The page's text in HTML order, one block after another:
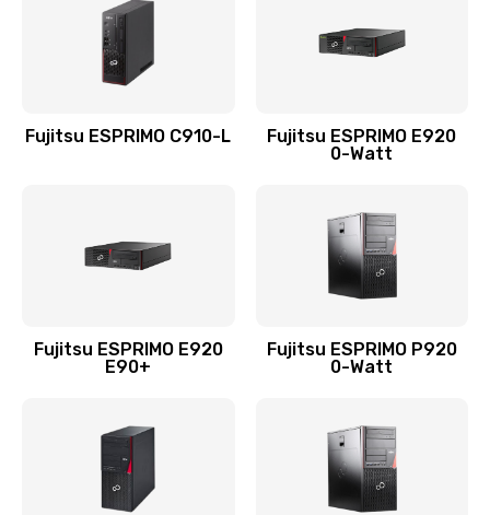
Fujitsu ESPRIMO C910-L
Fujitsu ESPRIMO E920
0-Watt
Fujitsu ESPRIMO E920
E90+
Fujitsu ESPRIMO P920
0-Watt